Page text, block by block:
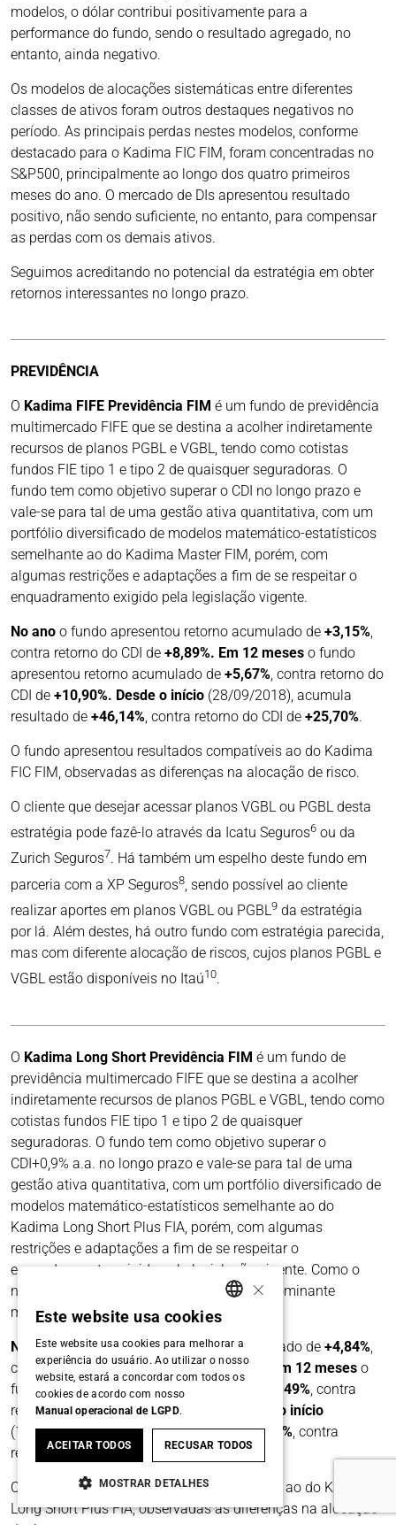
modelos, o dólar contribui positivamente para a
performance do fundo, sendo o resultado agregado, no
entanto, ainda negativo.
Os modelos de alocações sistemáticas entre diferentes
classes de ativos foram outros destaques negativos no
período. As principais perdas nestes modelos, conforme
destacado para o Kadima FIC FIM, foram concentradas no
S&P500, principalmente ao longo dos quatro primeiros
meses do ano. O mercado de DIs apresentou resultado
positivo, não sendo suficiente, no entanto, para compensar
as perdas com os demais ativos.
Seguimos acreditando no potencial da estratégia em obter
retornos interessantes no longo prazo.
PREVIDÊNCIA
O Kadima FIFE Previdência FIM é um fundo de previdência
multimercado FIFE que se destina a acolher indiretamente
recursos de planos PGBL e VGBL, tendo como cotistas
fundos FIE tipo 1 e tipo 2 de quaisquer seguradoras. O
fundo tem como objetivo superar o CDI no longo prazo e
vale-se para tal de uma gestão ativa quantitativa, com um
portfólio diversificado de modelos matemático-estatísticos
semelhante ao do Kadima Master FIM, porém, com
algumas restrições e adaptações a fim de se respeitar o
enquadramento exigido pela legislação vigente.
No ano o fundo apresentou retorno acumulado de +3,15%,
contra retorno do CDI de +8,89%. Em 12 meses o fundo
apresentou retorno acumulado de +5,67%, contra retorno do
CDI de +10,90%. Desde o início (28/09/2018), acumula
resultado de +46,14%, contra retorno do CDI de +25,70%.
O fundo apresentou resultados compatíveis ao do Kadima
FIC FIM, observadas as diferenças na alocação de risco.
O cliente que desejar acessar planos VGBL ou PGBL desta
estratégia pode fazê-lo através da Icatu Seguros6 ou da
Zurich Seguros7. Há também um espelho deste fundo em
parceria com a XP Seguros8, sendo possível ao cliente
realizar aportes em planos VGBL ou PGBL9 da estratégia
por lá. Além destes, há outro fundo com estratégia parecida,
mas com diferente alocação de riscos, cujos planos PGBL e
VGBL estão disponíveis no Itaú10.
O Kadima Long Short Previdência FIM é um fundo de
previdência multimercado FIFE que se destina a acolher
indiretamente recursos de planos PGBL e VGBL, tendo como
cotistas fundos FIE tipo 1 e tipo 2 de quaisquer
seguradoras. O fundo tem como objetivo superar o
CDI+0,9% a.a. no longo prazo e vale-se para tal de uma
gestão ativa quantitativa, com um portfólio diversificado de
modelos matemático-estatísticos semelhante ao do
Kadima Long Short Plus FIA, porém, com algumas
restrições e adaptações a fim de se respeitar o
enquadramento exigido pela legislação vigente. Como o
nome sugere, o fundo tem como risco predominante
modelos long-short no mercado de ações.
No anoo fundo apresentou retorno acumulado de +4,84%
contra retorno do CDI+0,9%aa de+9,62%. Em 12 meses o
fundo apresentou retorno acumulado de
+8,49% , contra
retorno do CDI+0,9%aa de+11,89%
Desde o início
(15/05/2020), acumula resultado de+24,38% , contra
retorno do CDI+0,9%aa de+17,66%.
O fundo apresentou resultados compatíveis ao do Kadima
Long Short Plus FIA, observadas as diferenças na alocação
PORTUGUESE
×
Este website usa cookies
Este website usa cookies para melhorar a
experiência do usuário. Ao utilizar o nosso
website, estará a concordar com todos os
cookies de acordo com nosso
Manual operacional de LGPD.
ACEITAR TODOS RECUSAR TODOS
MOSTRAR DETALHES